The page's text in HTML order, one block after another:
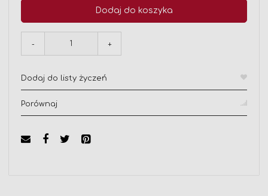
Dodaj do koszyka
- +
Dodaj do listy życzeń
Porównaj